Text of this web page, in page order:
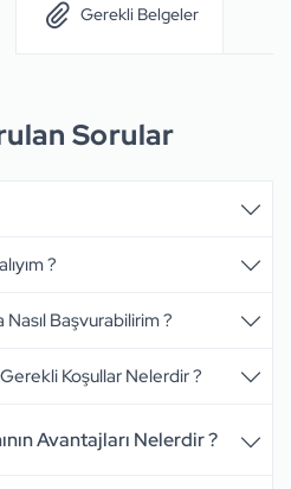
Gerekli Belgeler
Sorular
?
Başvurabilirim ?
Koşullar Nelerdir ?
Avantajları Nelerdir ?